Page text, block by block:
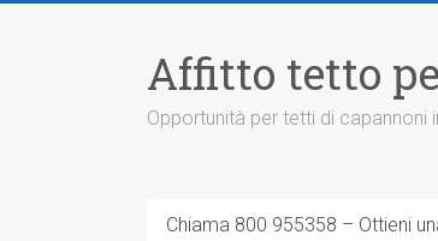
Affitto tetto
Opportunità per tetti di capannoni
Chiama 800 955358 – Ottieni